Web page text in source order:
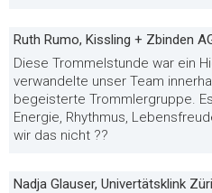
Ruth Rumo, Kissling + Zbinden
Diese Trommelstunde war ein
verwandelte unser Team
begeisterte Trommlergruppe.
Energie, Rhythmus,
wir das nicht ??
Nadja Glauser, Univertätsklink